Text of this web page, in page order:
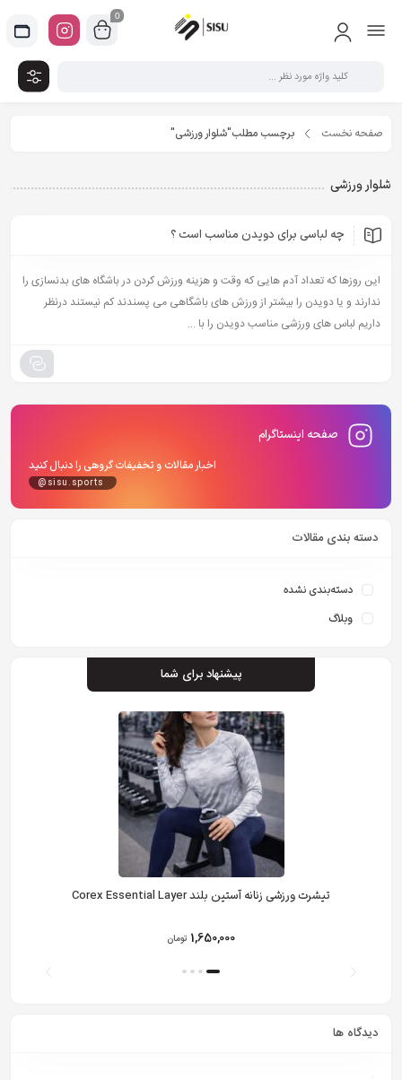
0
صفحه نخست برچسب مطلب"شلوار ورزشی"
شلوار ورزشی
چه لباسی برای دویدن مناسب است ؟
این روزها که تعداد آدم هایی که وقت و هزینه ورزش کردن در باشگاه های بدنسازی را
ندارند و یا دویدن را بیشتر از ورزش های باشگاهی می پسندند کم نیستند درنظر
داریم لباس های ورزشی مناسب دویدن را با ...
صفحه اینستاگرام
اخبار مقالات و تخفیفات گروهی را دنبال کنید
@sisu.sports
دسته بندی مقالات
دسته‌بندی نشده
وبلاگ
پیشنهاد برای شما
تیشرت ورزشی زنانه آستین بلند Corex Essential Layer
1,650,000 تومان
دیدگاه ها